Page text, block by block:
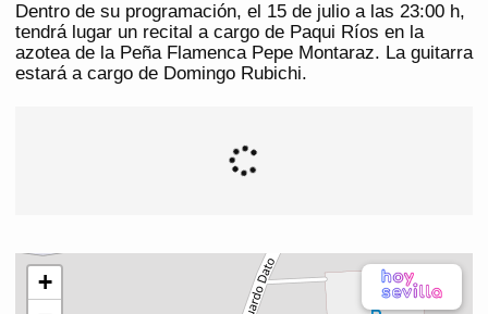
Dentro de su programación, el 15 de julio a las 23:00 h,
tendrá lugar un recital a cargo de Paqui Ríos en la
azotea de la Peña Flamenca Pepe Montaraz. La guitarra
estará a cargo de Domingo Rubichi.